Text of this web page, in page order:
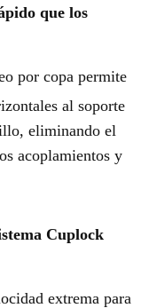
que los
por copa permite
al soporte
eliminando el
acoplamientos y
Cuplock
extrema para